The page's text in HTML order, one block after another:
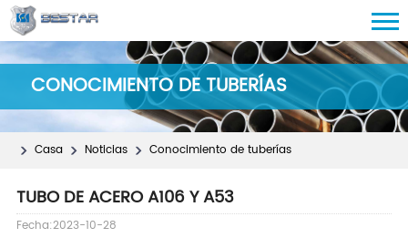
CONOCIMIENTO DE TUBERÍAS
Casa Noticias Conocimiento de tuberías
TUBO DE ACERO A106 Y A53
Fecha:2023-10-28